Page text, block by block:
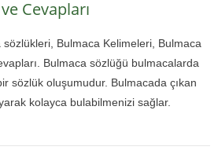
Cevapları
Bulmaca Kelimeleri, Bulmaca
Bulmaca sözlüğü bulmacalarda
sözlük oluşumudur. Bulmacada çıkan
kolayca bulabilmenizi sağlar.